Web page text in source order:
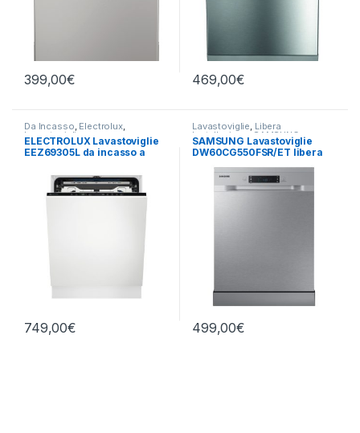
399,00€ 469,00€
Da Incasso, Electrolux,
Lavastoviglie
ELECTROLUX Lavastoviglie
EEZ69305L da incasso a
749,00€
Lavastoviglie, Libera
Installazione, SAMSUNG
SAMSUNG Lavastoviglie
DW60CG550FSR/ET libera
499,00€